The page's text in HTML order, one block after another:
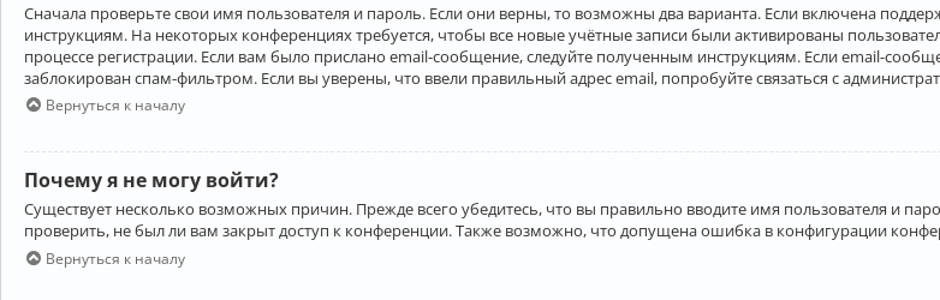
Сначала проверьте свои имя пользователя и пароль. Если они верны, то возможны два варианта. Если включена
инструкциям. На некоторых конференциях требуется, чтобы все новые учётные записи были активированы
процессе регистрации. Если вам было прислано email-сообщение, следуйте полученным инструкциям. Если email-
заблокирован спам-фильтром. Если вы уверены, что ввели правильный адрес email, попробуйте связаться с
Вернуться к началу
Почему я не могу войти?
Существует несколько возможных причин. Прежде всего убедитесь, что вы правильно вводите имя пользователя и
проверить, не был ли вам закрыт доступ к конференции. Также возможно, что допущена ошибка в конфигурации
Вернуться к началу